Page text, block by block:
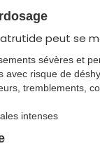
peut se
sévères et
avec risque de
tremblements,
intenses